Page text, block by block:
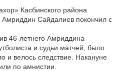
Касбинского района
Амриддин Сайдалиев покончил с
46-летнего Амриддина
и судьи матчей, было
и велось следствие. Накануне
по амнистии.